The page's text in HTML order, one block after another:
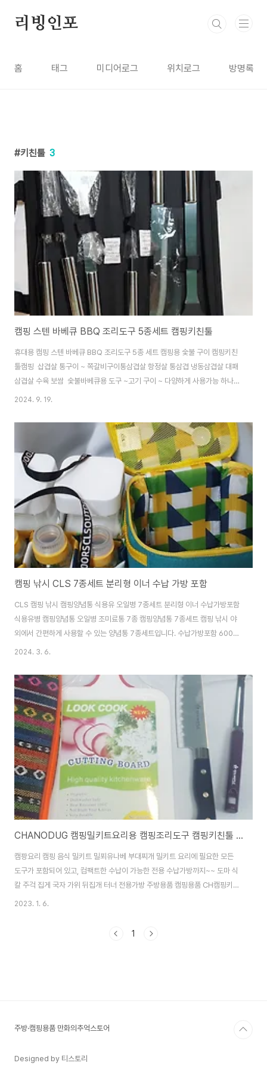
리빙인포
홈 태그 미디어로그 위치로그 방명록
키친툴 3
캠핑 스텐 바베큐 BBQ 조리도구 5종세트 캠핑키친툴
휴대용 캠핑 스텐 바베큐 BBQ 조리도구 5종 세트 캠핑용 숯불 구이 캠핑키친
툴캠핑 삽겹살 통구이 ~ 쪽갈비구이통삼겹살 항정살 통삼겹 냉동삼겹살 대패
삼겹살 수육 보쌈 숯불바베큐용 도구 ~고기 구이 ~ 다양하게 사용가능 하나로
해결가능 ~~토마호크 우대갈비 안심스테이크 티본 la갈비통삼겹살구이 바베
https://smartstore.naver.com/treebook1/products/10354152918 레
인트리 원형 플레이팅 캠핑 주방 피자 원목도마 : 만화의추억스토어[만화의추
억스토어] 만화의추억 공식스토어 캠핑 / 생활용품 /
ITsmartstore.naver.com 구성품 오일브러쉬 포크 집게 뒤집개 나이프,
보관파우치 걸이형 디자인입니다삼겹살 캠핑고기 캠핑삼겹살불판#캠핑화로
대 #불멍 #접이식캠..
2024. 9. 19.
캠핑 낚시 CLS 7종세트 분리형 이너 수납 가방 포함
CLS 캠핑 낚시 캠핑양념통 식용유 오일병 7종세트 분리형 이너 수납가방포함
식용유병 캠핑양념통 오일병 조미료통 7종 캠핑양념통 7종세트 캠핑 낚시 야
외에서 간편하게 사용할 수 있는 양념통 7종세트입니다. 수납가방포함 600D
옥스퍼드재질 견고 한 옥스퍼드 재질로 튼튼하게 오래 사용할 수 있습니다. 위
http://manhwashop.store/products/7290974627 CLS 캠핑양념통
7종세트 조미료통 오일병 수납가방포함 : 만화의추억스토어 [만화의추억스토
어] 생활용품/IT/캠핑용품 smartstore.naver.com 분리형 이너가방 식용유
등 담을 수 있는 오일병 액체통 100ml 3개 조미료 양념통 고체통 180ml 4개
로 구성되어 ..
2024. 3. 6.
CHANODUG 캠핑밀키트요리용 캠핑조리도구 캠핑키친툴 풀세트
캠팡요리 캠핑 음식 밀키트 밀푀유나베 부대찌개 밀키트 요리에 필요한 모든
도구가 포함되어 있고, 컴팩트한 수납이 가능한 전용 수납가방까지~~ 도마 식
칼 주걱 집게 국자 가위 뒤집개 터너 전용가방 주방용품 캠핑용품 CH캠핑키친
툴 바베큐 캠핑조리도구 바베큐 캠핑밀키트 낙곱새 곱창전골 김치찌개밀키트
37*21*6cm 중량: 940g 폴리에스터 도마부터 칼까지~~ 완벽구성~~ 제품
2023. 1. 6.
1
주방·캠핑용품 만화의추억스토어
Designed by 티스토리